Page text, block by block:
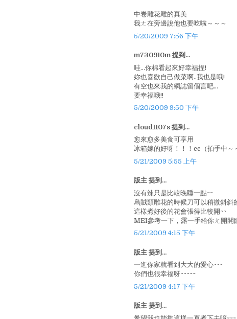
中卷雕花雕的真美
我ㄤ在旁邊說他也要吃啦～～～
5/20/2009 7:56 下午
m730910m 提到...
哇...你棉看起來好幸福捏!
妳也喜歡自己做菜啊..我也是哦!
有空也來我的網誌留個言吧...
要幸福哦!!
5/20/2009 9:50 下午
cloud1107s 提到...
愈來愈多美食可享用
冰箱嫁的好呀！！！cc（拍手中～
5/21/2009 5:55 上午
版主 提到...
沒有辣只是比較晚睡一點~~
烏賊類雕花的時候刀可以稍微斜斜
這樣煮好後的花會張得比較開~~
MEI參考一下，露一手給你ㄤ開開眼
5/21/2009 4:15 下午
版主 提到...
一進你家就看到大大的愛心~~~
你們也很幸福呀~~~~~
5/21/2009 4:17 下午
版主 提到...